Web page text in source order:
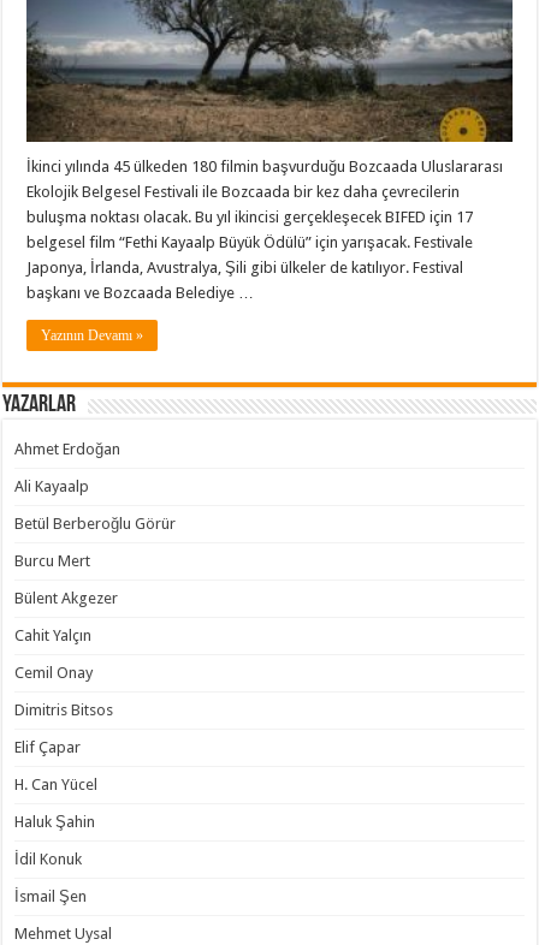
İkinci yılında 45 ülkeden 180 filmin başvurduğu Bozcaada Uluslararası
Ekolojik Belgesel Festivali ile Bozcaada bir kez daha çevrecilerin
buluşma noktası olacak. Bu yıl ikincisi gerçekleşecek BIFED için 17
belgesel film “Fethi Kayaalp Büyük Ödülü” için yarışacak. Festivale
Japonya, İrlanda, Avustralya, Şili gibi ülkeler de katılıyor. Festival
başkanı ve Bozcaada Belediye …
Yazının Devamı »
Yazarlar
Ahmet Erdoğan
Ali Kayaalp
Betül Berberoğlu Görür
Burcu Mert
Bülent Akgezer
Cahit Yalçın
Cemil Onay
Dimitris Bitsos
Elif Çapar
H. Can Yücel
Haluk Şahin
İdil Konuk
İsmail Şen
Mehmet Uysal